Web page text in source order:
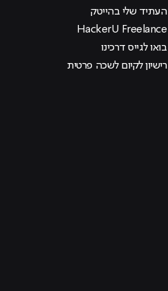
העתיד שלי בהייטק
HackerU Freelance
בואו לגייס דרכינו
רישיון לקיום לשכה פרטית